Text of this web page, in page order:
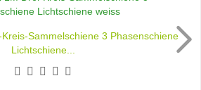
Sammelschiene 3 Phasenschiene
Lichtschiene...